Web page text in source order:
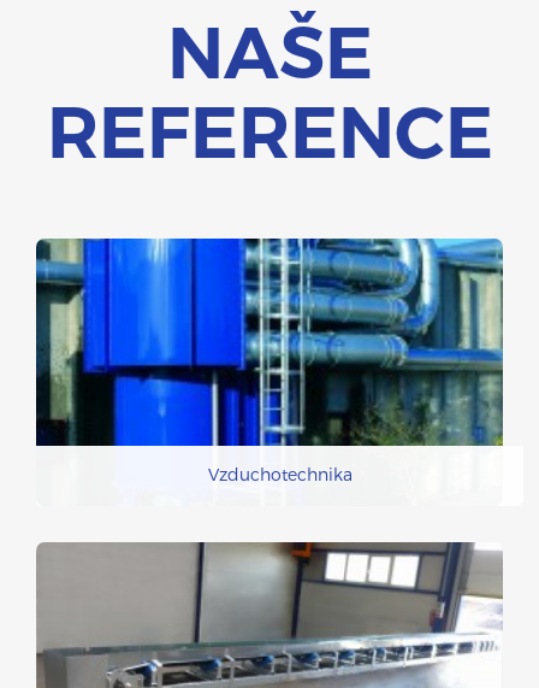
NAŠE
REFERENCE
Vzduchotechnika